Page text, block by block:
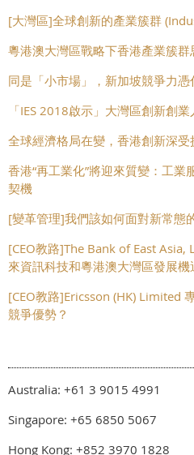
[大灣區]全球創新的產業簇群
粵港澳大灣區戰略下香港產業簇群
同是「小市場」，新加坡競爭力憑
「IES 2018啟示」大灣區創新創
全球經濟格局在變，香港創新深受
香港“再工業化”將迎來質變：工
契機
[變革管理]我們該如何面對新常態
[CEO教路]The Bank of East
來資訊科技和粵港澳大灣區發展機
[CEO教路]Ericsson (HK) Limited
競爭優勢？
Australia: +61 3 9015 4991
Singapore: +65 6850 5067
Hong Kong: +852 3970 1828